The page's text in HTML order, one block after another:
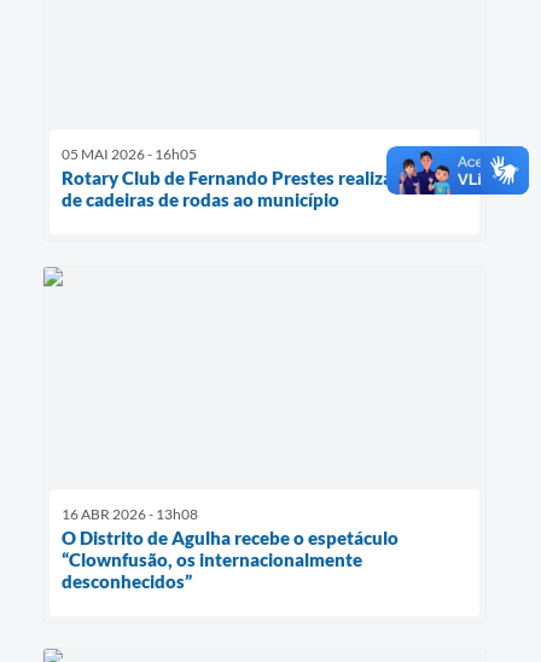
05 MAI 2026 - 16h05
Rotary Club de Fernando Prestes realiza doação
de cadeiras de rodas ao município
16 ABR 2026 - 13h08
O Distrito de Agulha recebe o espetáculo
“Clownfusão, os internacionalmente
desconhecidos”